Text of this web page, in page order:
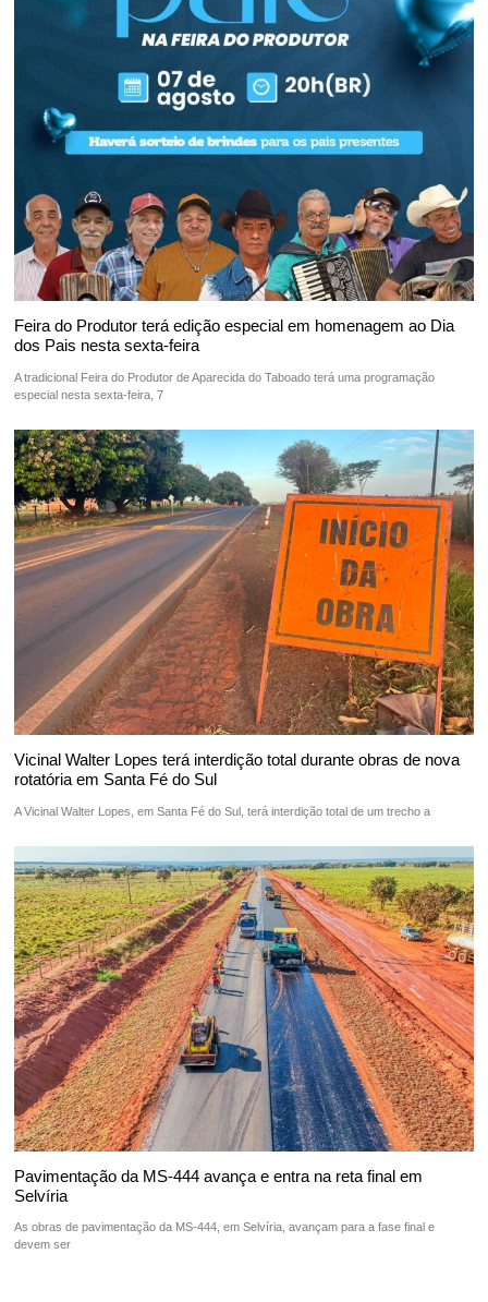
Feira do Produtor terá edição especial em homenagem ao Dia
dos Pais nesta sexta-feira
A tradicional Feira do Produtor de Aparecida do Taboado terá uma programação
especial nesta sexta-feira, 7
Vicinal Walter Lopes terá interdição total durante obras de nova
rotatória em Santa Fé do Sul
A Vicinal Walter Lopes, em Santa Fé do Sul, terá interdição total de um trecho a
Pavimentação da MS-444 avança e entra na reta final em
Selvíria
As obras de pavimentação da MS-444, em Selvíria, avançam para a fase final e
devem ser